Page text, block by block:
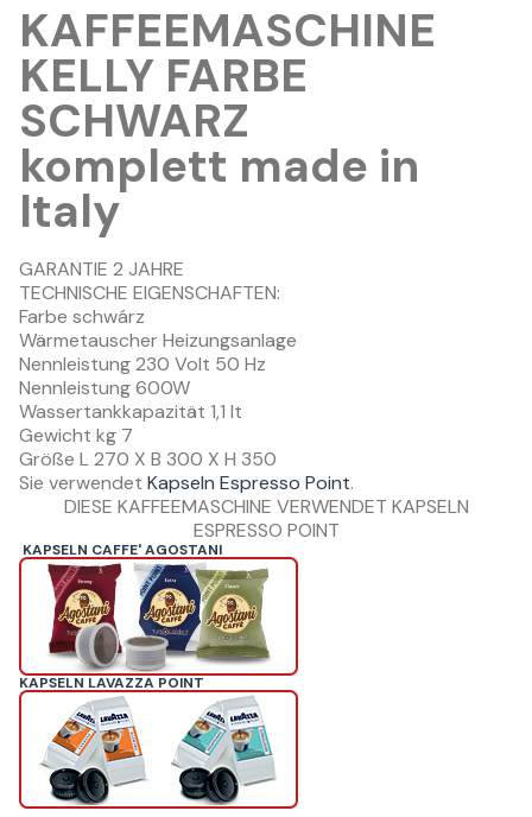
KAFFEEMASCHINE
KELLY FARBE
SCHWARZ
komplett made in
Italy
GARANTIE 2 JAHRE
TECHNISCHE EIGENSCHAFTEN:
Farbe schwárz
Wärmetauscher Heizungsanlage
Nennleistung 230 Volt 50 Hz
Nennleistung 600W
Wassertankkapazität 1,1 lt
Gewicht kg 7
Größe L 270 X B 300 X H 350
Sie verwendet Kapseln Espresso Point.
DIESE KAFFEEMASCHINE VERWENDET KAPSELN
ESPRESSO POINT
KAPSELN CAFFE' AGOSTANI
KAPSELN LAVAZZA POINT